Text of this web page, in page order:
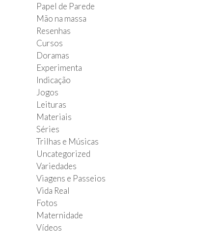
Papel de Parede
Mão na massa
Resenhas
Cursos
Doramas
Experimenta
Indicação
Jogos
Leituras
Materiais
Séries
Trilhas e Músicas
Uncategorized
Variedades
Viagens e Passeios
Vida Real
Fotos
Maternidade
Vídeos